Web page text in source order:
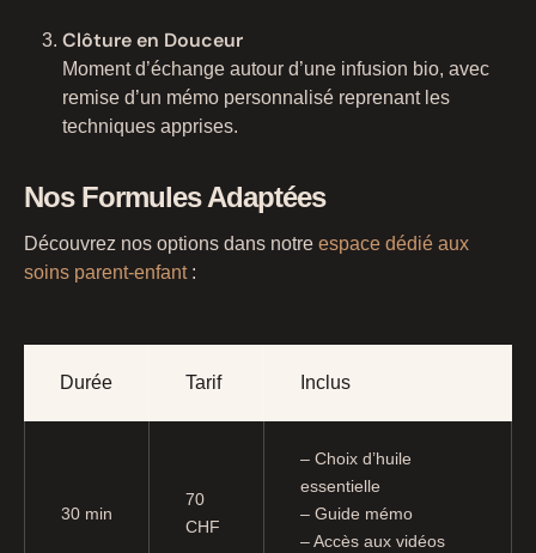
Clôture en Douceur
Moment d’échange autour d’une infusion bio, avec
remise d’un mémo personnalisé reprenant les
techniques apprises.
Nos Formules Adaptées
Découvrez nos options dans notre espace dédié aux
soins parent-enfant:
Durée Tarif Inclus
30 min
70
CHF
– Choix d’huile
essentielle
– Guide mémo
– Accès aux vidéos